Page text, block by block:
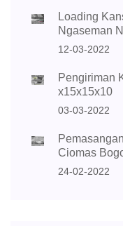
Loading
Ngaseman
12-03-2022
Pengiriman
x15x15x10
03-03-2022
Ciomas
24-02-2022